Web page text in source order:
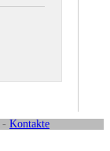
- Kontakte